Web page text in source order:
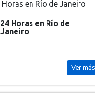
24 Horas en Río de
Janeiro
Ver más